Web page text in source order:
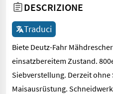
DESCRIZIONE
Traduci
Biete Deutz-Fahr
einsatzbereitem Zustand.
Siebverstellung. Derzeit
Maisausrüstung.